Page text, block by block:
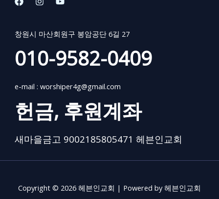
창원시 마산회원구 봉암공단 6길 27
010-9582-0409
e-mail : worshiper4g@gmail.com
헌금, 후원계좌
새마을금고 9002185805471 헤븐인교회
Copyright © 2026 헤븐인교회 | Powered by 헤븐인교회